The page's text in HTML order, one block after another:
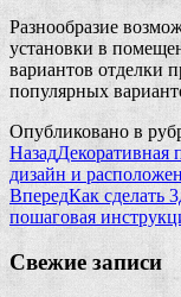
Разнообразие
установки в
вариантов отделки
популярных
Опубликовано в
НазадДекоративная
дизайн и
ВпередКак сделать
пошаговая
Свежие записи